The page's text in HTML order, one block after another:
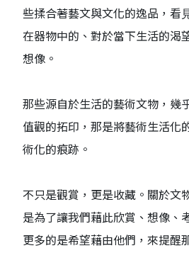
些揉合著藝⽂與⽂化的逸品，看
在器物中的、對於當下⽣活的渴
想像。
那些源⾃於⽣活的藝術⽂物，幾
值觀的拓印，那是將藝術⽣活化
術化的痕跡。
不只是觀賞，更是收藏。關於⽂
是為了讓我們藉此欣賞、想像、
更多的是希望藉由他們，來提醒